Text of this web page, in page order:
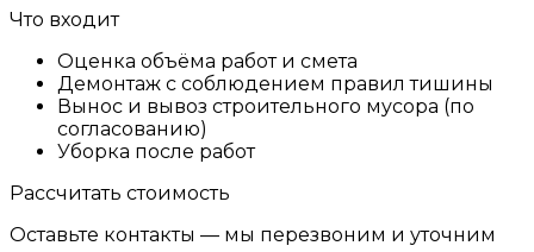
Что входит
Оценка объёма работ и смета
Демонтаж с соблюдением правил тишины
Вынос и вывоз строительного мусора (по
согласованию)
Уборка после работ
Рассчитать стоимость
Оставьте контакты — мы перезвоним и уточним